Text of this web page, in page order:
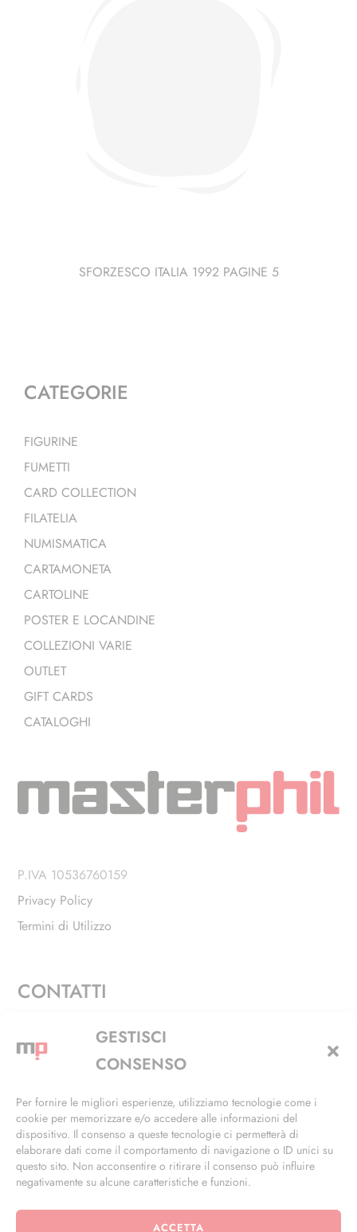
GESTISCI
CONSENSO
Per fornire le migliori esperienze, utilizziamo tecnologie come i
cookie per memorizzare e/o accedere alle informazioni del
dispositivo. Il consenso a queste tecnologie ci permetterà di
elaborare dati come il comportamento di navigazione o ID unici su
questo sito. Non acconsentire o ritirare il consenso può influire
negativamente su alcune caratteristiche e funzioni.
ACCETTA
SFORZESCO ITALIA 1992 PAGINE 5
CATEGORIE
FIGURINE
FUMETTI
CARD COLLECTION
FILATELIA
NUMISMATICA
CARTAMONETA
CARTOLINE
POSTER E LOCANDINE
COLLEZIONI VARIE
OUTLET
GIFT CARDS
CATALOGHI
P.IVA 10536760159
Privacy Policy
Termini di Utilizzo
CONTATTI
Via Alfieri, 27 - Trezzano Sul Naviglio (MI)
+39 02 4846 3155
info@masterphil.it